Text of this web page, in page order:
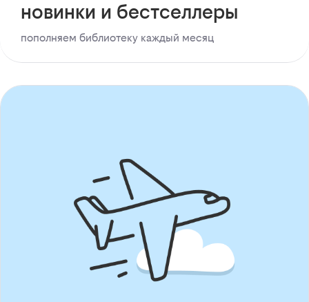
новинки и бестселлеры
пополняем библиотеку каждый месяц